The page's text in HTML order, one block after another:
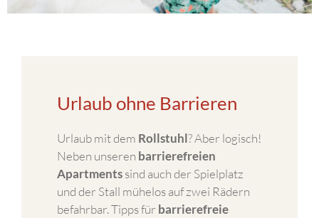
Urlaub ohne Barrieren
Urlaub mit dem Rollstuhl? Aber logisch!
Neben unseren barrierefreien
Apartmentssind auch der Spielplatz
und der Stall mühelos auf zwei Rädern
befahrbar. Tipps für barrierefreie